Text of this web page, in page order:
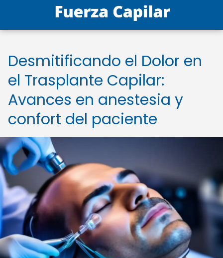
Desmitificando el Dolor en
el Trasplante Capilar:
Avances en anestesia y
confort del paciente